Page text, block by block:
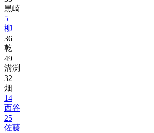
黒崎
5
柳
36
乾
49
溝渕
32
畑
14
西谷
25
佐藤